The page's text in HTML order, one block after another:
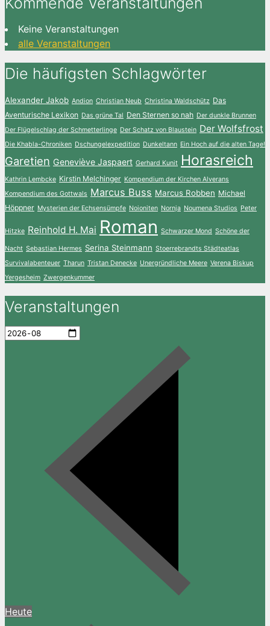
Keine Veranstaltungen
alle Veranstaltungen
Die häufigsten Schlagwörter
Alexander Jakob Andion Christian Neub Christina Waldschütz Das
Aventurische Lexikon Das grüne Tal Den Sternen so nah Der dunkle Brunnen
Der Flügelschlag der Schmetterlinge Der Schatz von Blaustein Der Wolfsfrost
Die Khabla-Chroniken Dschungelexpedition Dunkeltann Ein Hoch auf die alten Tage!
Garetien Geneviève Jaspaert Gerhard Kunit Horasreich
Kathrin Lembcke Kirstin Melchinger Kompendium der Kirchen Alverans
Kompendium des Gottwals Marcus Buss Marcus Robben Michael
Höppner Mysterien der Echsensümpfe Noioniten Nornja Noumena Studios Peter
Hitzke Reinhold H. Mai Roman Schwarzer Mond Schöne der
Nacht Sebastian Hermes Serina Steinmann Stoerrebrandts Städteatlas
Survivalabenteuer Tharun Tristan Denecke Unergründliche Meere Verena Biskup
Yergesheim Zwergenkummer
Veranstaltungen
Heute